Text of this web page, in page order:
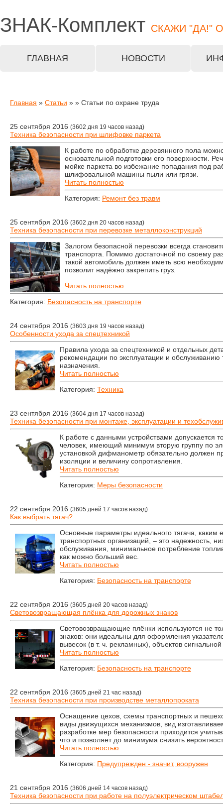
ЗНАК-Комплект СКАЖИ "ДА!"
ГЛАВНАЯ НОВОСТИ
Главная » Статьи » » Статьи по охране труда
25 сентября 2016 (3602 дня 19 часов назад)
Техника безопасности при шлифовке паркета
К работе по обработке деревянного пола
основательной подготовки его поверхности.
мойке паркета во избежание попадания под
шлифовальной машины пыли или грязи.
Читать полностью
Категория: Ремонт без травм
25 сентября 2016 (3602 дня 20 часов назад)
Техника безопасности при перевозке металлоконструкций
Залогом безопасной перевозки всегда
транспорта. Помимо достаточной по своему
такой автомобиль должен иметь всю
позволит надёжно закрепить груз.
Читать полностью
Категория: Безопасность на транспорте
24 сентября 2016 (3603 дня 19 часов назад)
Особенности ухода за спецтехникой
Правила ухода за спецтехникой и отдельных
рекомендации по эксплуатации и обслуживанию
назначения.
Читать полностью
Категория: Техника
23 сентября 2016 (3604 дня 17 часов назад)
Техника безопасности при монтаже, эксплуатации и
К работе с данными устройствами допускается
человек, имеющий минимум вторую группу по
установкой дифманометр обязательно должен
изоляции и величину сопротивления.
Читать полностью
Категория: Меры безопасности
22 сентября 2016 (3605 дней 17 часов назад)
Как выбрать тягач?
Основные параметры идеального тягача, каким
транспортных организаций, – это надежность,
обслуживания, минимальное потребление
как можно больший вес.
Читать полностью
Категория: Безопасность на транспорте
22 сентября 2016 (3605 дней 20 часов назад)
Световозвращающая плёнка для дорожных знаков
Световозвращающие плёнки используются не
знаков: они идеальны для оформления
вывесок (в т. ч. рекламных), объектов
Читать полностью
Категория: Безопасность на транспорте
22 сентября 2016 (3605 дней 21 час назад)
Техника безопасности при производстве металлопроката
Оснащение цехов, схемы транспортных и
виды движущихся механизмов, вид
разработке мер безопасности приходится
что и позволяет до минимума снизить
Читать полностью
Категория: Предупрежден - значит, вооружен
21 сентября 2016 (3606 дней 14 часов назад)
Техника безопасности при работе на полуэлектрическом